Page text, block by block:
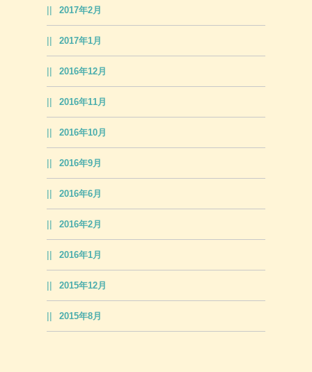
2017年2月
2017年1月
2016年12月
2016年11月
2016年10月
2016年9月
2016年6月
2016年2月
2016年1月
2015年12月
2015年8月